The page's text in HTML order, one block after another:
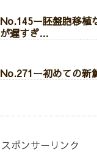
No.145ー胚盤胞移植
が遅すぎ…
No.271ー初めての
スポンサーリンク